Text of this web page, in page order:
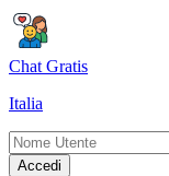
Chat Gratis
Italia
Accedi